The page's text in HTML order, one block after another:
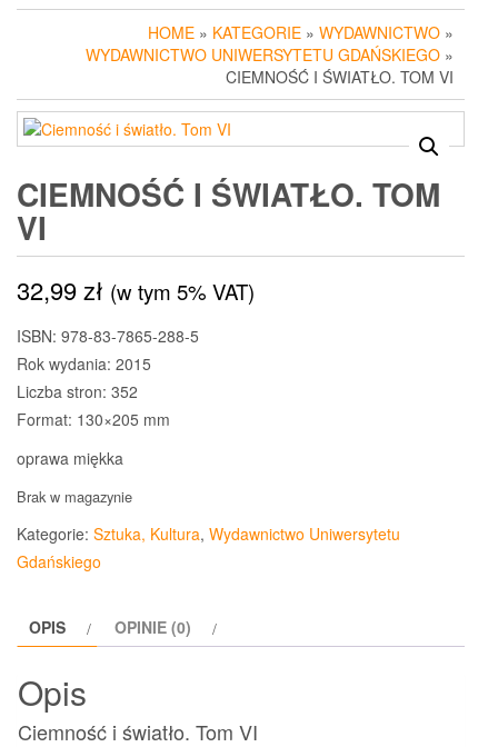
HOME » KATEGORIE » WYDAWNICTWO »
WYDAWNICTWO UNIWERSYTETU GDAŃSKIEGO »
CIEMNOŚĆ I ŚWIATŁO. TOM VI
CIEMNOŚĆ I ŚWIATŁO. TOM
VI
32,99zł (w tym 5% VAT)
ISBN: 978-83-7865-288-5
Rok wydania: 2015
Liczba stron: 352
Format: 130×205 mm
oprawa miękka
Brak w magazynie
Kategorie: Sztuka, Kultura, Wydawnictwo Uniwersytetu
Gdańskiego
OPIS OPINIE (0)
Opis
Ciemność i światło. Tom VI